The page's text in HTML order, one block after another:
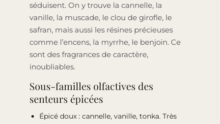
séduisent. On y trouve la cannelle, la
vanille, la muscade, le clou de girofle, le
safran, mais aussi les résines précieuses
comme l’encens, la myrrhe, le benjoin. Ce
sont des fragrances de caractère,
inoubliables.
Sous-familles olfactives des
senteurs épicées
Épicé doux : cannelle, vanille, tonka. Très